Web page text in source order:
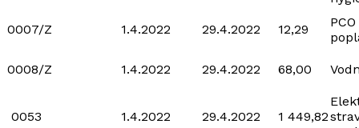
0007/Z 1.4.2022 29.4.2022 12,29
0008/Z 1.4.2022 29.4.2022 68,00
0053 1.4.2022 29.4.2022 1 449,82